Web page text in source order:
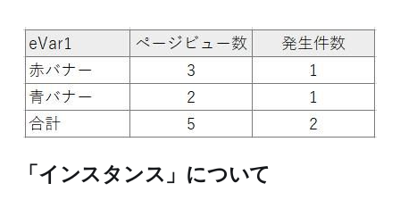
「インスタンス」について